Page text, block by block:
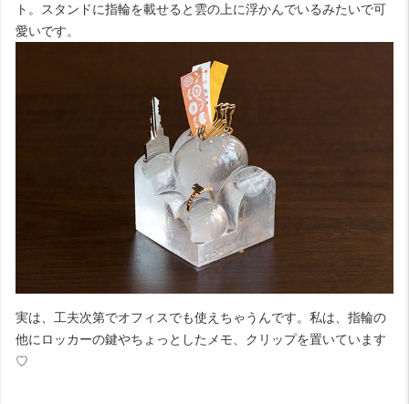
ト。スタンドに指輪を載せると雲の上に浮かんでいるみたいで可
愛いです。
実は、工夫次第でオフィスでも使えちゃうんです。私は、指輪の
他にロッカーの鍵やちょっとしたメモ、クリップを置いています
♡